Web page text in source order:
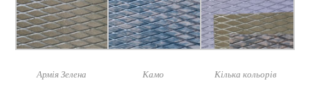
Армія Зелена Камо Кілька кольорів